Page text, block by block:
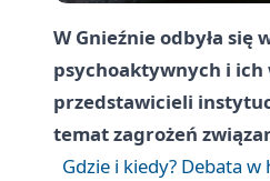
W Gnieźnie odbyła się
psychoaktywnych i ich
przedstawicieli
temat zagrożeń
Gdzie i kiedy? Debata